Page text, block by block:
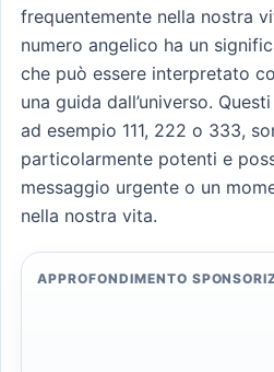
frequentemente nella nostra
numero angelico ha un
che può essere interpretato
una guida dall’universo.
ad esempio 111, 222 o 333,
particolarmente potenti e
messaggio urgente o un
nella nostra vita.
APPROFONDIMENTO